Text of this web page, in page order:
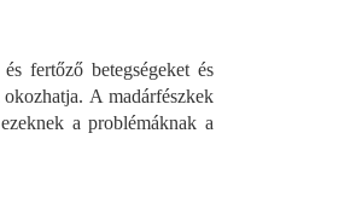
fertőző betegségeket és
A madárfészkek
a problémáknak a